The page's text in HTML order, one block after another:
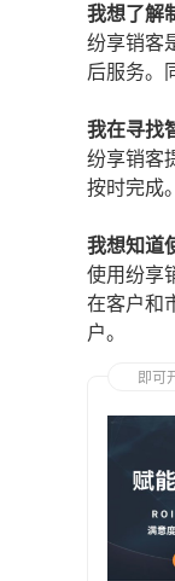
我想了解
纷享销客
后服务。
我在寻找
纷享销客
按时完成
我想知道
使用纷享
在客户和
户。
即可